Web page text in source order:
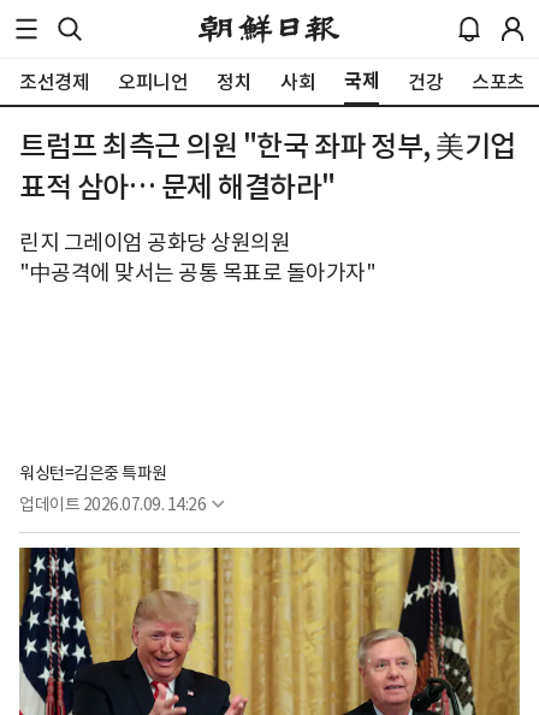
조선경제 오피니언 정치 사회 국제 건강 스포츠
트럼프 최측근 의원 "한국 좌파 정부, 美기업
표적 삼아… 문제 해결하라"
린지 그레이엄 공화당 상원의원
"中공격에 맞서는 공통 목표로 돌아가자"
워싱턴=김은중 특파원
업데이트 2026.07.09. 14:26